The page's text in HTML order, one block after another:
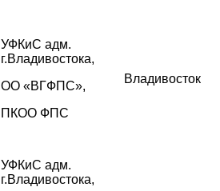
УФКиС адм.
г.Владивостока,
ОО «ВГФПС»,
ПКОО ФПС
Владивосток
УФКиС адм.
г.Владивостока,